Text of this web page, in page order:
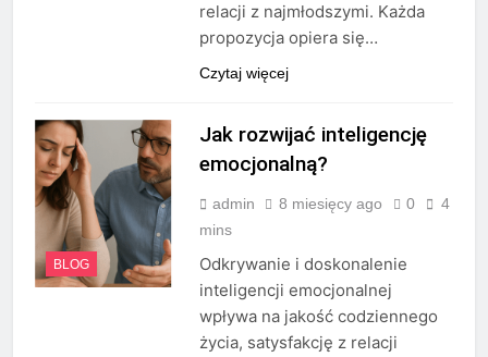
relacji z najmłodszymi. Każda
propozycja opiera się…
Czytaj więcej
BLOG
Jak rozwijać inteligencję
emocjonalną?
admin 8 miesięcy ago 0
4
mins
Odkrywanie i doskonalenie
inteligencji emocjonalnej
wpływa na jakość codziennego
życia, satysfakcję z relacji